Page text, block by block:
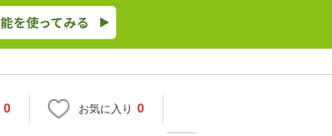
0 お気に入り 0